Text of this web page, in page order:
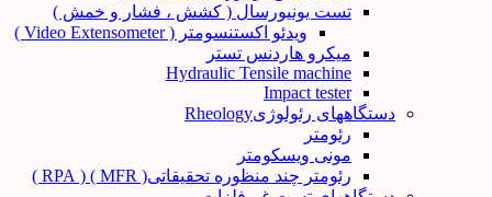
تست یونیورسال ( کشش ، فشار و خمش )
ویدئو اکستنسومتر ( Video Extensometer )
میکرو هاردنس تستر
Hydraulic Tensile machine
Impact tester
دستگاههای رئولوژیRheology
رئومتر
مونی ویسکومتر
رئومتر چند منظوره تحقیقاتی( MFR ) ( RPA )